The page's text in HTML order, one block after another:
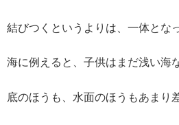
結びつくというよりは、一体とな
海に例えると、子供はまだ浅い海
底のほうも、水面のほうもあまり